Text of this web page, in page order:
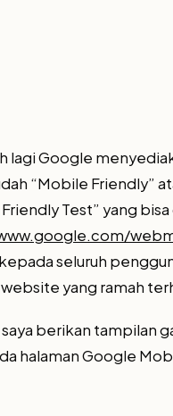
lagi Google
“Mobile Friendly”
Test” yang bisa
seluruh
yang ramah
berikan tampilan
halaman Google